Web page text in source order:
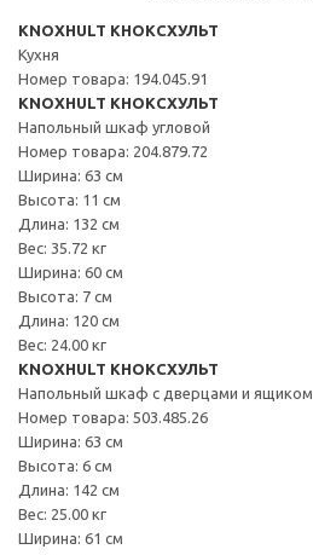
KNOXHULT КНОКСХУЛЬТ
Кухня
Номер товара: 194.045.91
KNOXHULT КНОКСХУЛЬТ
Напольный шкаф угловой
Номер товара: 204.879.72
Ширина: 63 см
Высота: 11 см
Длина: 132 см
Вес: 35.72 кг
Ширина: 60 см
Высота: 7 см
Длина: 120 см
Вес: 24.00 кг
KNOXHULT КНОКСХУЛЬТ
Напольный шкаф с дверцами и ящиком
Номер товара: 503.485.26
Ширина: 63 см
Высота: 6 см
Длина: 142 см
Вес: 25.00 кг
Ширина: 61 см